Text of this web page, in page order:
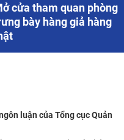
cửa tham quan phòng
bày hàng giả hàng
luận của Tổng cục Quản